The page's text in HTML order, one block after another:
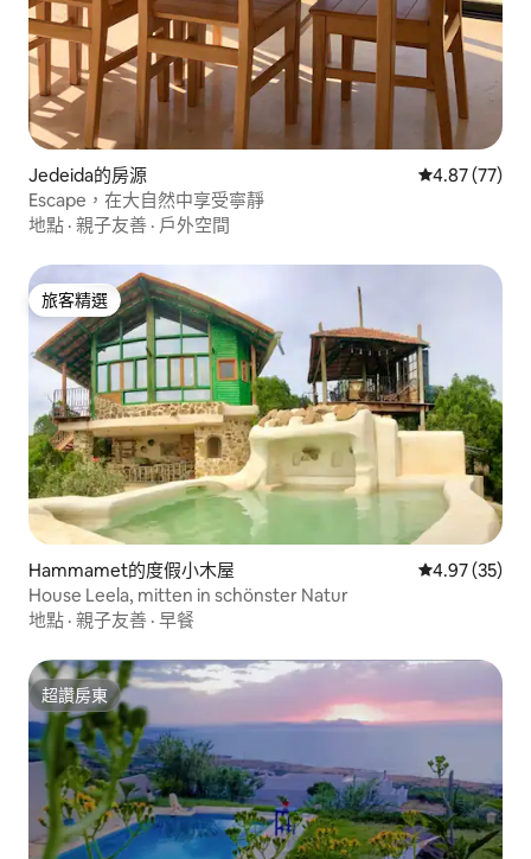
Jedeida的房源 從 77 則評價
4.87 (77)
Escape，在大自然中享受寧靜
地點 · 親子友善 · 戶外空間
旅客精選
旅客精選
Hammamet的度假小木屋 從 35 則評價
4.97 (35)
House Leela, mitten in schönster Natur
地點 · 親子友善 · 早餐
超讚房東
超讚房東